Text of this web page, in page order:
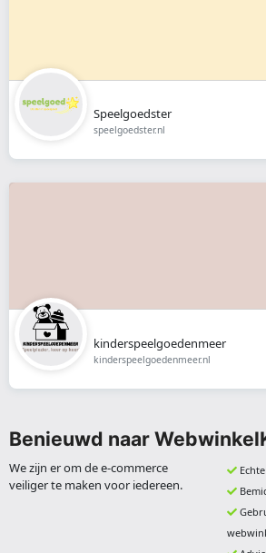
Speelgoedster
speelgoedster.nl
kinderspeelgoedenmeer
kinderspeelgoedenmeer.nl
Benieuwd naar
We zijn er om de e-commerce
veiliger te maken voor iedereen.